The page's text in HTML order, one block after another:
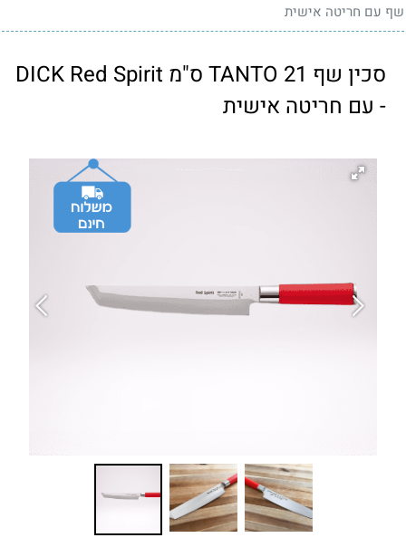
שף עם חריטה אישית
סכין שף TANTO 21 ס"מ DICK Red Spirit
- עם חריטה אישית